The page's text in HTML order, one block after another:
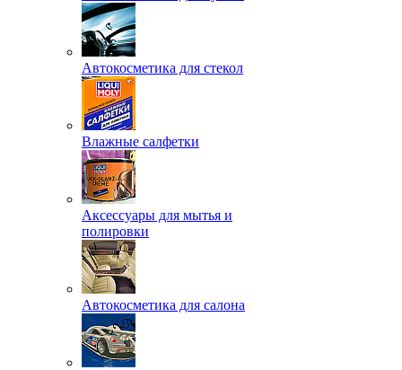
Автокосметика для стекол
Влажные салфетки
Аксессуары для мытья и
полировки
Автокосметика для салона